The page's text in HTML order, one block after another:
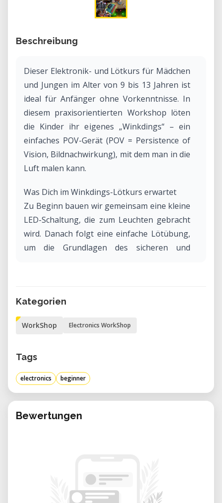
Beschreibung
Dieser Elektronik- und Lötkurs für Mädchen
und Jungen im Alter von 9 bis 13 Jahren ist
ideal für Anfänger ohne Vorkenntnisse. In
diesem praxisorientierten Workshop löten
die Kinder ihr eigenes „Winkdings“ – ein
einfaches POV-Gerät (POV = Persistence of
Vision, Bildnachwirkung), mit dem man in die
Luft malen kann.
Was Dich im Winkdings-Lötkurs erwartet
Zu Beginn bauen wir gemeinsam eine kleine
LED-Schaltung, die zum Leuchten gebracht
wird. Danach folgt eine einfache Lötübung,
um die Grundlagen des sicheren und
Widerständen und weiteren Bauteilen.
Anzeige, deren Muster oder Symbol erst
faszinierende POV-Effekt genutzt. Jeder
Teilnehmer erhält einen eigenen Lötplatz
und nimmt am Ende seinen selbstgebauten,
funktionierenden Gimmick mit nach Hause.
Kursdetails und Vorteile
• Materialkosten: Bereits im Kurspreis
Kategorien
WorkShop Electronics WorkShop
Tags
electronics beginner
Bewertungen